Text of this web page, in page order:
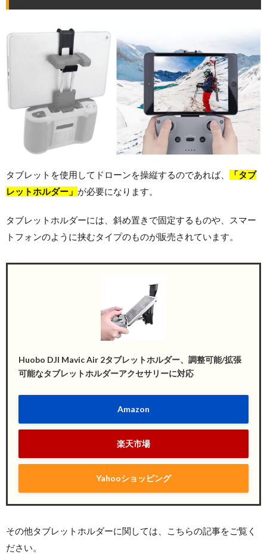
タブレットを使用してドローンを操縦するのであれば、
「タブ
レットホルダー」 が必要になります。
タブレットホルダーには、斜め置きで固定するものや、スマー
トフォンのように挟むタイプのものが販売されています。
Huobo DJI Mavic Air 2タブレットホルダー、調整可能/拡張
可能なタブレットホルダーアクセサリーに対応
Amazon
楽天市場
Yahooショッピング
その他タブレットホルダーに関しては、こちらの記事をご覧く
ださい。